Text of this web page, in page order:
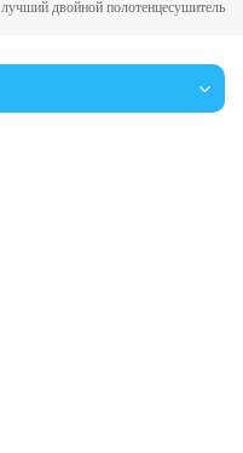
лучший двойной полотенцесушитель